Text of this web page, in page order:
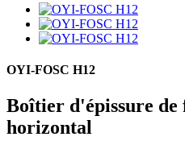
OYI-FOSC H12
Boîtier d'épissure de
horizontal